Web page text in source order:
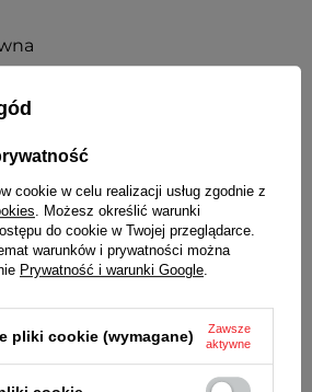
nierdzewna
cookie w celu realizacji usług zgodnie z
. Możesz określić warunki
do cookie w Twojej przeglądarce.
warunków i prywatności można
Prywatność i warunki Google
pliki cookie (wymagane)
Zawsze
aktywne